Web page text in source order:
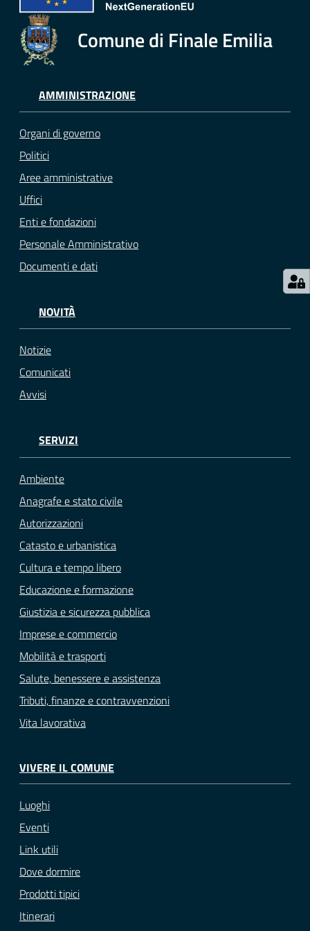
Sportello
Tutti
gli
argomenti...
Seguici
su
Comune di Finale Emilia
AMMINISTRAZIONE
Organi di governo
Politici
Aree amministrative
Uffici
Enti e fondazioni
Personale Amministrativo
Documenti e dati
NOVITÀ
Notizie
Comunicati
Avvisi
SERVIZI
Ambiente
Anagrafe e stato civile
Autorizzazioni
Catasto e urbanistica
Cultura e tempo libero
Educazione e formazione
Giustizia e sicurezza pubblica
Imprese e commercio
Mobilità e trasporti
Salute, benessere e assistenza
Tributi, finanze e contravvenzioni
Vita lavorativa
VIVERE IL COMUNE
Luoghi
Eventi
Link utili
Dove dormire
Prodotti tipici
Itinerari